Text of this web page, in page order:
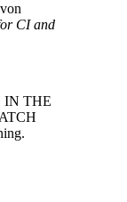
CI and
IN THE